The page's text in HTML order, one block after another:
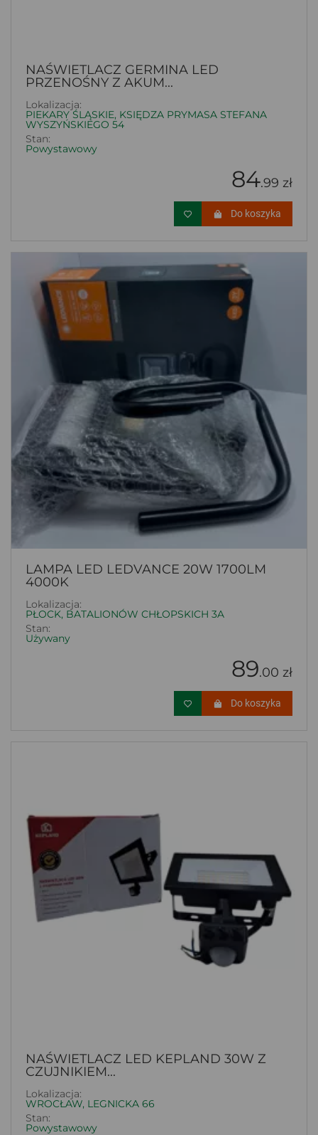
NAŚWIETLACZ GERMINA LED
PRZENOŚNY Z AKUM...
Lokalizacja:
PIEKARY ŚLĄSKIE, KSIĘDZA PRYMASA STEFANA
WYSZYŃSKIEGO 54
Stan:
Powystawowy
84.99 zł
Do koszyka
LAMPA LED LEDVANCE 20W 1700LM
4000K
Lokalizacja:
PŁOCK, BATALIONÓW CHŁOPSKICH 3A
Stan:
Używany
89.00 zł
Do koszyka
NAŚWIETLACZ LED KEPLAND 30W Z
CZUJNIKIEM...
Lokalizacja:
WROCŁAW, LEGNICKA 66
Stan:
Powystawowy